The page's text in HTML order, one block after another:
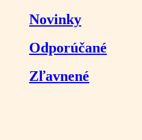
Novinky
Odporúčané
Zľavnené